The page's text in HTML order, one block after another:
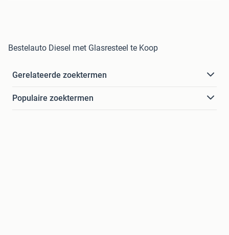
Bestelauto Diesel met Glasresteel te Koop
Gerelateerde zoektermen
Populaire zoektermen